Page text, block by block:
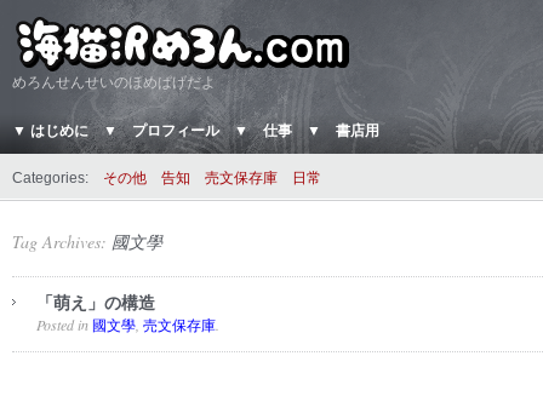
めろんせんせいのほめぱげだよ
▼ はじめに ▼ プロフィール ▼ 仕事 ▼ 書店用
Categories: その他 告知 売文保存庫 日常
Tag Archives: 國文學
「萌え」の構造
Posted in 國文學 売文保存庫